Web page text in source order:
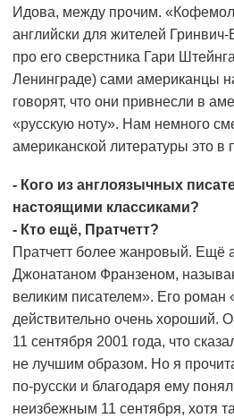
Идова, между прочим.
английски для жителей
про его сверстника Гари
Ленинграде) сами американцы
говорят, что они привнесли в
«русскую ноту». Нам немного
американской литературы это в
- Кого из англоязычных
настоящими классиками?
- Кто ещё, Пратчетт?
Пратчетт более жанровый. Ещё
Джонатаном Франзеном,
великим писателем». Его роман
действительно очень хороший.
11 сентября 2001 года, что
не лучшим образом. Но я
по-русски и благодаря ему
неизбежным 11 сентября, хотя